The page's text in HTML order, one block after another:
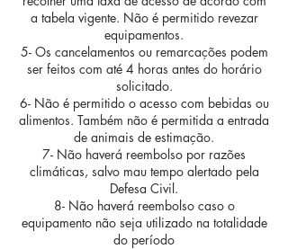
a tabela vigente. Não é permitido revezar
equipamentos.
5- Os cancelamentos ou remarcações podem
ser feitos com até 4 horas antes do horário
solicitado.
6- Não é permitido o acesso com bebidas ou
alimentos. Também não é permitida a entrada
de animais de estimação.
7- Não haverá reembolso por razões
climáticas, salvo mau tempo alertado pela
Defesa Civil.
8- Não haverá reembolso caso o
equipamento não seja utilizado na totalidade
do período